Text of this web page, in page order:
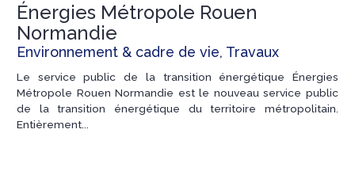
Énergies Métropole Rouen
Normandie
Environnement & cadre de vie, Travaux
Le service public de la transition énergétique Énergies
Métropole Rouen Normandie est le nouveau service public
de la transition énergétique du territoire métropolitain.
Entièrement...